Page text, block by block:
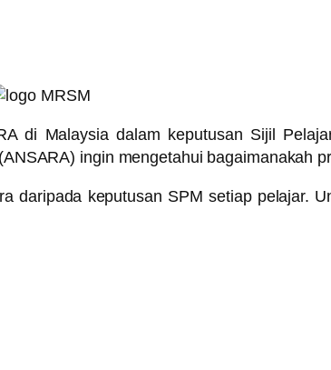
di Malaysia dalam keputusan Sijil
ingin mengetahui bagaimanakah
daripada keputusan SPM setiap pelajar.